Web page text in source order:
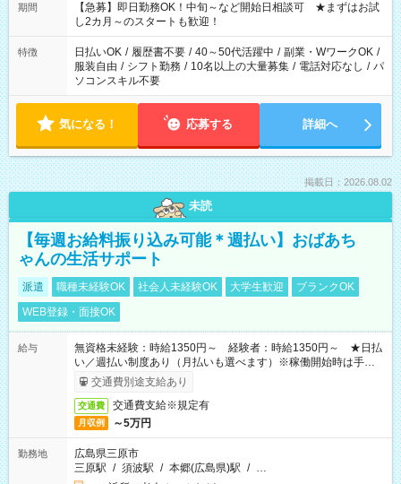
期間
【急募】即日勤務OK！中旬～など開始日相談可 ★まずはお試
し2カ月～のスタートも歓迎！
特徴 日払いOK / 履歴書不要 / 40～50代活躍中 / 副業・WワークOK /
服装自由 / シフト勤務 / 10名以上の大量募集 / 電話対応なし / パ
ソコンスキル不要
気になる！ 応募する 詳細へ
掲載日：2026.08.02
未読
【毎週お給料振り込み可能＊週払い】おばあち
ゃんの生活サポート
派遣 職種未経験OK 社会人未経験OK 大学生歓迎
ブランクOK
WEB登録・面接OK
給与
無資格未経験：時給1350円～ 経験者：時給1350円～ ★日払
い／週払い制度あり（月払いも選べます）※稼働開始時は手続き
完了次第のお支払いとなります。
交通費別途支給あり
交通費 交通費支給※規定有
月収例 ～5万円
勤務地
広島県三原市
三原駅 / 須波駅 / 本郷(広島県)駅 / …